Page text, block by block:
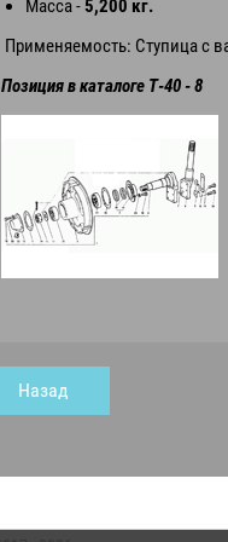
Масса -5,200 кг.
Применяемость: Ступица с
Позиция в каталоге Т-40 - 8
Назад